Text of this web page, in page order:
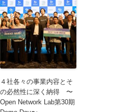
４社各々の事業内容とそ
の必然性に深く納得 〜
Open Network Lab第30期